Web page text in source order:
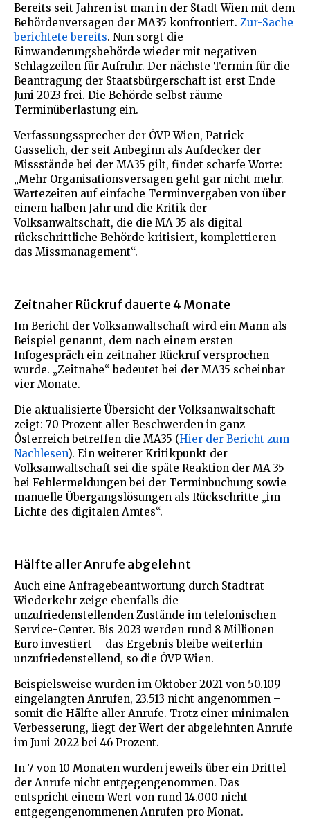
Bereits seit Jahren ist man in der Stadt Wien mit dem
Behördenversagen der MA35 konfrontiert. Zur-Sache
berichtete bereits. Nun sorgt die
Einwanderungsbehörde wieder mit negativen
Schlagzeilen für Aufruhr. Der nächste Termin für die
Beantragung der Staatsbürgerschaft ist erst Ende
Juni 2023 frei. Die Behörde selbst räume
Terminüberlastung ein.
Verfassungssprecher der ÖVP Wien, Patrick
Gasselich, der seit Anbeginn als Aufdecker der
Missstände bei der MA35 gilt, findet scharfe Worte:
„Mehr Organisationsversagen geht gar nicht mehr.
Wartezeiten auf einfache Terminvergaben von über
einem halben Jahr und die Kritik der
Volksanwaltschaft, die die MA 35 als digital
rückschrittliche Behörde kritisiert, komplettieren
das Missmanagement“.
Zeitnaher Rückruf dauerte 4 Monate
Im Bericht der Volksanwaltschaft wird ein Mann als
Beispiel genannt, dem nach einem ersten
Infogespräch ein zeitnaher Rückruf versprochen
wurde. „Zeitnahe“ bedeutet bei der MA35 scheinbar
vier Monate.
Die aktualisierte Übersicht der Volksanwaltschaft
zeigt: 70 Prozent aller Beschwerden in ganz
Österreich betreffen die MA35 (Hier der Bericht zum
Nachlesen). Ein weiterer Kritikpunkt der
Volksanwaltschaft sei die späte Reaktion der MA 35
bei Fehlermeldungen bei der Terminbuchung sowie
manuelle Übergangslösungen als Rückschritte „im
Lichte des digitalen Amtes“.
Hälfte aller Anrufe abgelehnt
Auch eine Anfragebeantwortung durch Stadtrat
Wiederkehr zeige ebenfalls die
unzufriedenstellenden Zustände im telefonischen
Service-Center. Bis 2023 werden rund 8 Millionen
Euro investiert – das Ergebnis bleibe weiterhin
unzufriedenstellend, so die ÖVP Wien.
Beispielsweise wurden im Oktober 2021 von 50.109
eingelangten Anrufen, 23.513 nicht angenommen –
somit die Hälfte aller Anrufe. Trotz einer minimalen
Verbesserung, liegt der Wert der abgelehnten Anrufe
im Juni 2022 bei 46 Prozent.
In 7 von 10 Monaten wurden jeweils über ein Drittel
der Anrufe nicht entgegengenommen. Das
entspricht einem Wert von rund 14.000 nicht
entgegengenommenen Anrufen pro Monat.